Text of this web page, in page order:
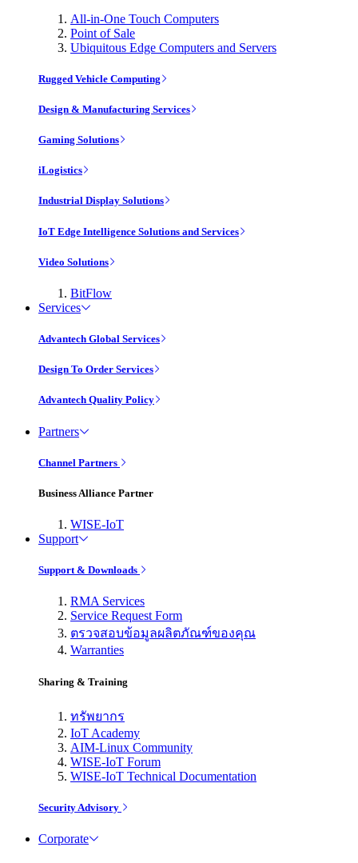
All-in-One Touch Computers
Point of Sale
Ubiquitous Edge Computers and Servers
Rugged Vehicle Computing
Design & Manufacturing Services
Gaming Solutions
iLogistics
Industrial Display Solutions
IoT Edge Intelligence Solutions and Services
Video Solutions
BitFlow
Services
Advantech Global Services
Design To Order Services
Advantech Quality Policy
Partners
Channel Partners
Business Alliance Partner
WISE-IoT
Support
Support & Downloads
RMA Services
Service Request Form
ตรวจสอบข้อมูลผลิตภัณฑ์ของคุณ
Warranties
Sharing & Training
ทรัพยากร
IoT Academy
AIM-Linux Community
WISE-IoT Forum
WISE-IoT Technical Documentation
Security Advisory
Corporate